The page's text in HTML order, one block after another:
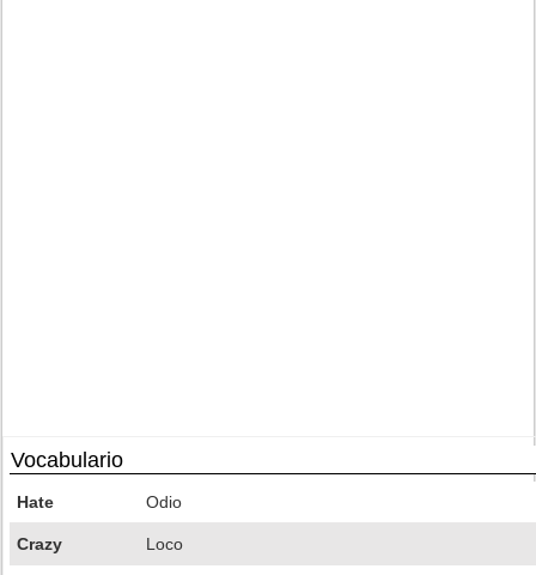
Vocabulario
Hate Odio
Crazy Loco